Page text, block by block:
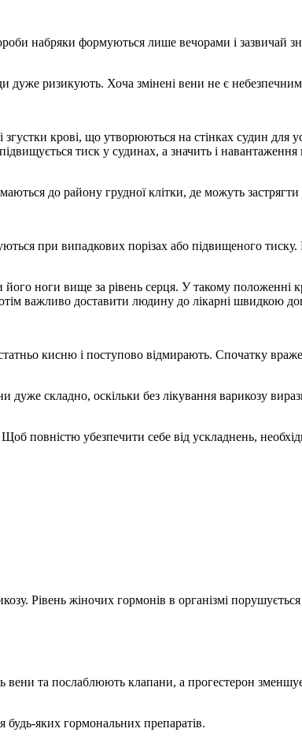
набряки формуються лише вечорами і зазвичай
дуже ризикують. Хоча змінені вени не є
згустки крові, що утворюються на стінках судин
тиск у судинах, а значить і навантаження
до району грудної клітки, де можуть
при випадкових порізах або підвищеного
ноги вище за рівень серця. У такому положенні
важливо доставити людину до лікарні швидкою
кисню і поступово відмирають. Спочатку
складно, оскільки без лікування варикозу
повністю убезпечити себе від ускладнень,
Рівень жіночих гормонів в організмі порушується
та послаблюють клапани, а прогестерон
будь-яких гормональних препаратів.